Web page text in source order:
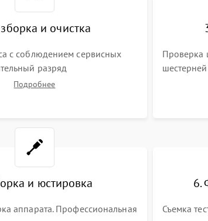
и очистка
с соблюдением сервисных
разряд
конденсатора вспышки для
Подробнее
Проверка
и юстировка
аппарата. Профессиональная
6.
Съемка